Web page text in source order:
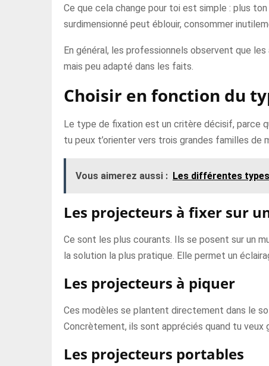
Ce que cela change pour toi est simple : plus
surdimensionné peut éblouir, consommer
En général, les professionnels observent que
mais peu adapté dans les faits.
Choisir en fonction du
Le type de fixation est un critère décisif, parce
tu peux t’orienter vers trois grandes familles de
Vous aimerez aussi : Les différentes
Les projecteurs à fixer sur
Ce sont les plus courants. Ils se posent sur un
la solution la plus pratique. Elle permet un
Les projecteurs à piquer
Ces modèles se plantent directement dans le
Concrètement, ils sont appréciés quand tu veux
Les projecteurs portables